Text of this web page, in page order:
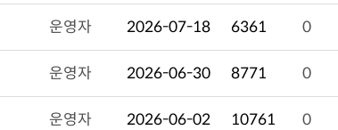
운영자 2026-07-18 6361 0
운영자 2026-06-30 8771 0
운영자 2026-06-02 10761 0